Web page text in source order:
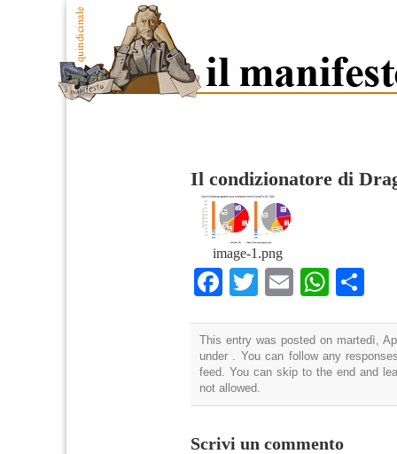
Il condizionatore di
image-1.png
Facebook
TwitterEmail
This entry was posted on martedì,
under . You can follow any
feed. You can skip to the end and
not allowed.
Scrivi un commento